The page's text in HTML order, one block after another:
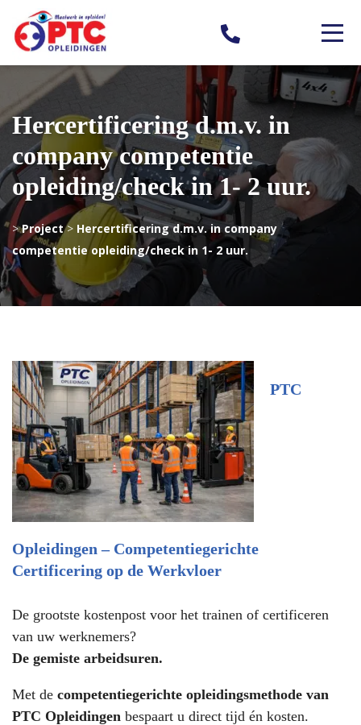
Hercertificering d.m.v. in
company competentie
opleiding/check in 1- 2 uur.
>Project> Hercertificering d.m.v. in company
competentie opleiding/check in 1- 2 uur.
PTC
Opleidingen – Competentiegerichte
Certificering op de Werkvloer
De grootste kostenpost voor het trainen of certificeren
van uw werknemers?
De gemiste arbeidsuren.
Met de competentiegerichte opleidingsmethode van
PTC Opleidingen bespaart u direct tijd én kosten.